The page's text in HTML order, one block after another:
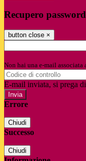
Recupero password
button close ×
Non hai una e-mail
E-mail inviata, si prega
Errore
Chiudi
Successo
Chiudi